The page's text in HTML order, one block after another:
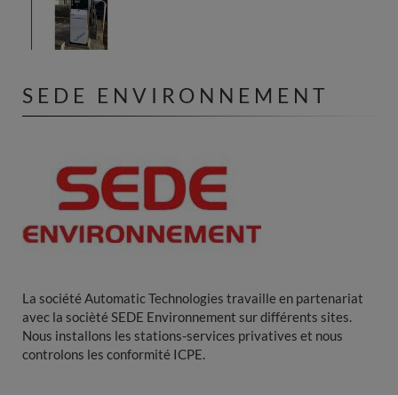
SEDE ENVIRONNEMENT
La société Automatic Technologies travaille en partenariat
avec la socièté SEDE Environnement sur différents sites.
Nous installons les stations-services privatives et nous
controlons les conformité ICPE.